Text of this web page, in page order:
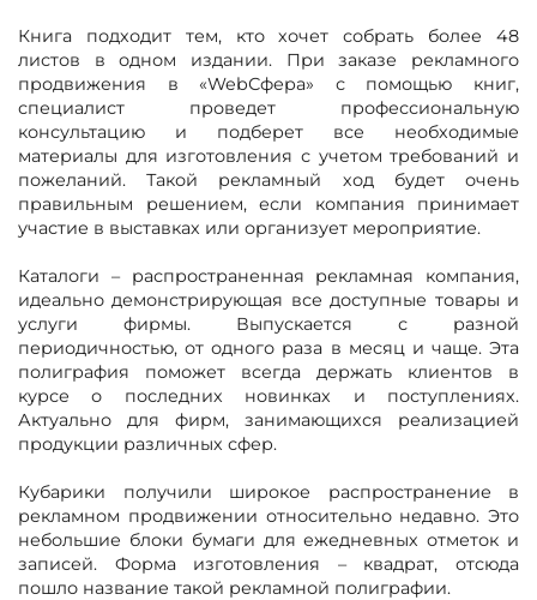
Книга подходит тем, кто хочет собрать более 48
листов в одном издании. При заказе рекламного
продвижения в «WebСфера» с помощью книг,
специалист проведет профессиональную
консультацию и подберет все необходимые
материалы для изготовления с учетом требований и
пожеланий. Такой рекламный ход будет очень
правильным решением, если компания принимает
участие в выставках или организует мероприятие.
Каталоги – распространенная рекламная компания,
идеально демонстрирующая все доступные товары и
услуги фирмы. Выпускается с разной
периодичностью, от одного раза в месяц и чаще. Эта
полиграфия поможет всегда держать клиентов в
курсе о последних новинках и поступлениях.
Актуально для фирм, занимающихся реализацией
продукции различных сфер.
Кубарики получили широкое распространение в
рекламном продвижении относительно недавно. Это
небольшие блоки бумаги для ежедневных отметок и
записей. Форма изготовления – квадрат, отсюда
пошло название такой рекламной полиграфии.